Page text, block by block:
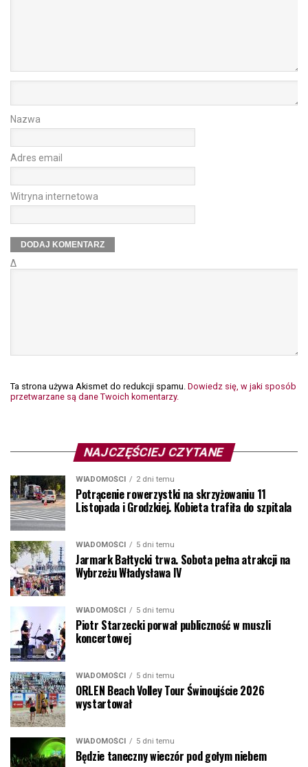
Nazwa
Adres email
Witryna internetowa
Δ
Ta strona używa Akismet do redukcji spamu. Dowiedz się, w jaki sposób
przetwarzane są dane Twoich komentarzy.
NAJCZĘŚCIEJ CZYTANE
WIADOMOŚCI 2 dni temu
Potrącenie rowerzystki na skrzyżowaniu 11
Listopada i Grodzkiej. Kobieta trafiła do szpitala
WIADOMOŚCI 5 dni temu
Jarmark Bałtycki trwa. Sobota pełna atrakcji na
Wybrzeżu Władysława IV
WIADOMOŚCI 5 dni temu
Piotr Starzecki porwał publiczność w muszli
koncertowej
WIADOMOŚCI 5 dni temu
ORLEN Beach Volley Tour Świnoujście 2026
wystartował
WIADOMOŚCI 5 dni temu
Będzie taneczny wieczór pod gołym niebem